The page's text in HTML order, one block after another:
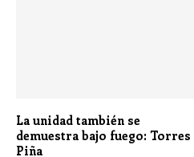
La unidad también se
demuestra bajo fuego: Torres
Piña